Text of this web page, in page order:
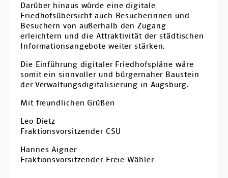
Darüber hinaus würde eine digitale
Friedhofsübersicht auch Besucherinnen und
Besuchern von außerhalb den Zugang
erleichtern und die Attraktivität der städtischen
Informationsangebote weiter stärken.
Die Einführung digitaler Friedhofspläne wäre
somit ein sinnvoller und bürgernaher Baustein
der Verwaltungsdigitalisierung in Augsburg.
Mit freundlichen Grüßen
Leo Dietz
Fraktionsvorsitzender CSU
Hannes Aigner
Fraktionsvorsitzender Freie Wähler